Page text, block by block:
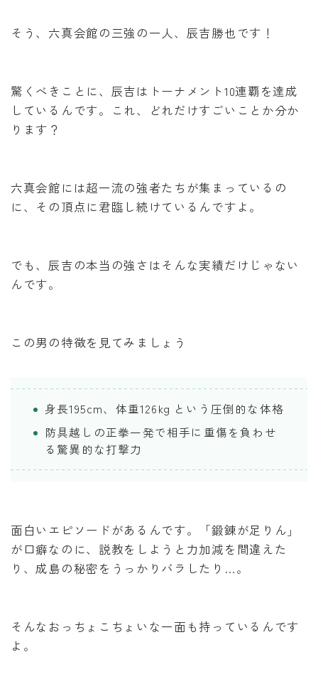
そう、六真会館の三強の一人、辰吉勝也です！
驚くべきことに、辰吉はトーナメント10連覇を達成
しているんです。これ、どれだけすごいことか分か
ります？
六真会館には超一流の強者たちが集まっているの
に、その頂点に君臨し続けているんですよ。
でも、辰吉の本当の強さはそんな実績だけじゃない
んです。
この男の特徴を見てみましょう
身長195cm、体重126kg という圧倒的な体格
防具越しの正拳一発で相手に重傷を負わせ
る驚異的な打撃力
面白いエピソードがあるんです。「鍛錬が足りん」
が口癖なのに、説教をしようと力加減を間違えた
り、成島の秘密をうっかりバラしたり…。
そんなおっちょこちょいな一面も持っているんです
よ。